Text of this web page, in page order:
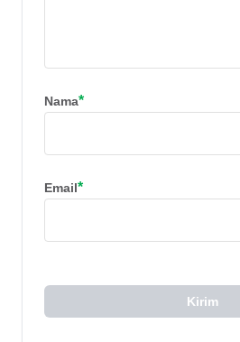
Nama*
Email*
Kirim